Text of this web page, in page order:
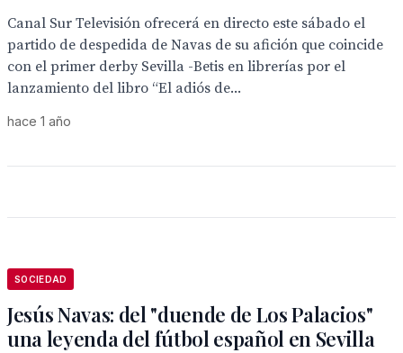
Canal Sur Televisión ofrecerá en directo este sábado el
partido de despedida de Navas de su afición que coincide
con el primer derby Sevilla -Betis en librerías por el
lanzamiento del libro “El adiós de...
hace 1 año
SOCIEDAD
Jesús Navas: del "duende de Los Palacios"
una leyenda del fútbol español en Sevilla